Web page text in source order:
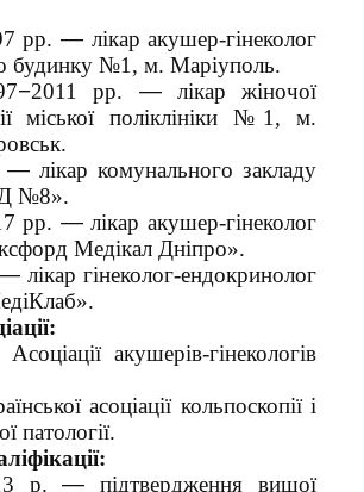
рр. —лікар акушер-гінеколог
будинку №1, м. Маріуполь.
−2011 рр. —лікар жіночої
міської поліклініки №1, м.
—лікар комунального закладу
№8».
рр. —лікар акушер-гінеколог
Медікал Дніпро».
лікар гінеколог-ендокринолог
акушерів-гінекологів
асоціації кольпоскопії і
патології.
р.— підтвердження вищої